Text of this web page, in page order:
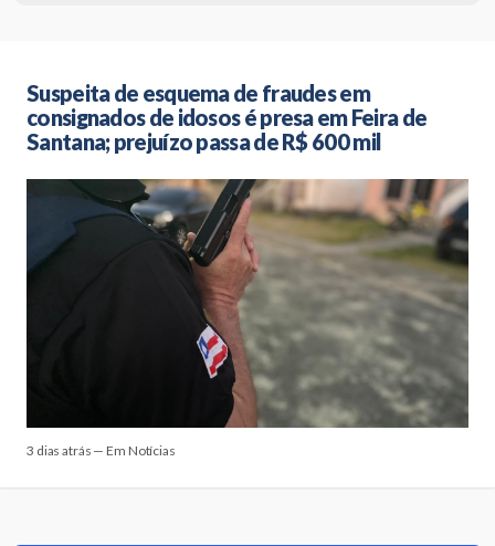
Suspeita de esquema de fraudes em
consignados de idosos é presa em Feira de
Santana; prejuízo passa de R$ 600 mil
3 dias atrás — Em Notícias